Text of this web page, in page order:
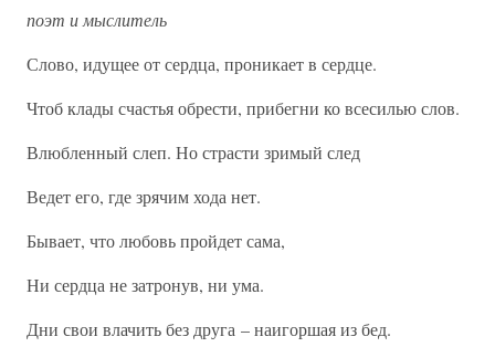
поэт и мыслитель
Слово, идущее от сердца, проникает в сердце.
Чтоб клады счастья обрести, прибегни ко всесилью слов.
Влюбленный слеп. Но страсти зримый след
Ведет его, где зрячим хода нет.
Бывает, что любовь пройдет сама,
Ни сердца не затронув, ни ума.
Дни свои влачить без друга – наигоршая из бед.